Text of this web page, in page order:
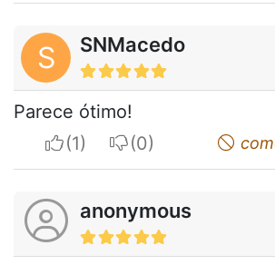
S SNMacedo
Parece ótimo!
I apreciateI do not
anonymous